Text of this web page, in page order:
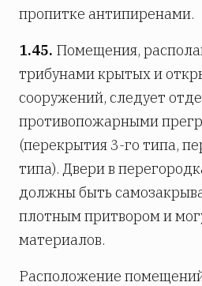
пропитке антипиренами.
1.45. Помещения,
трибунами крытых и
сооружений, следует
противопожарными
(перекрытия 3-го типа,
типа). Двери в
должны быть
плотным притвором и
материалов.
Расположение